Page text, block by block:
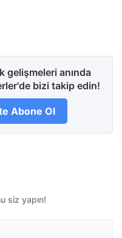
gelişmeleri anında
bizi takip edin!
Abone Ol
siz yapın!